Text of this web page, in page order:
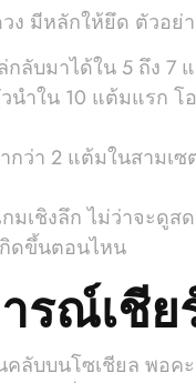
ง มีหลักให้ยึด ตัวอย่
บมาได้ใน 5 ถึง 7
ำใน 10 แต้มแรก
า 2 แต้มในสามเซ
เชิงลึก ไม่ว่าจะดู
ดขึ้นตอนไหน
รณ์เชีย
บบนโซเชียล พอค